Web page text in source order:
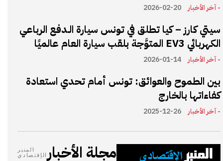
- آخر الأخبار 2026-02-20
سيتي كارز – كيا تطلق في تونس سيارة الـدفع الرباعي
الكهربائي EV3 المتوَّجة بلقب سيارة العام عالميًا
- آخر الأخبار 2026-01-14
بين الطموح والعوائق: تونس أمام تحدي استعادة
كفاءاتها بالخارج
- آخر الأخبار 2025-12-26
مجلة الأخبار
المنبر
الإقتصادي